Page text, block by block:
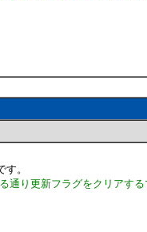
。
通り更新フラグをクリアする